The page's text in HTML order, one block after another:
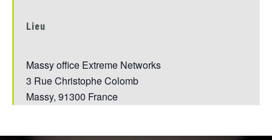
Lieu
Massy office Extreme Networks
3 Rue Christophe Colomb
Massy, 91300 France